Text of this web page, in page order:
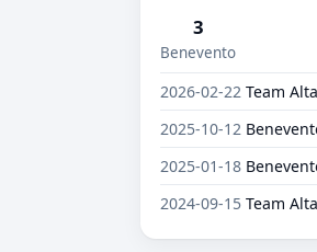
3
Benevento
2026-02-22 Team
2025-10-12
2025-01-18
2024-09-15 Team